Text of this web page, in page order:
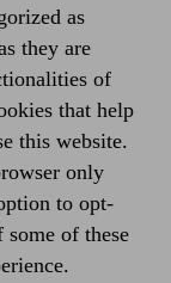
as
they are
of
that help
this website.
only
to opt-
of these